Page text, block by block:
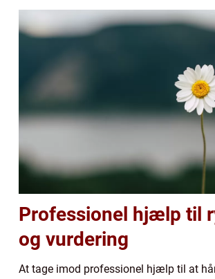
Professionel hjælp til
og vurdering
At tage imod professionel hjælp til at